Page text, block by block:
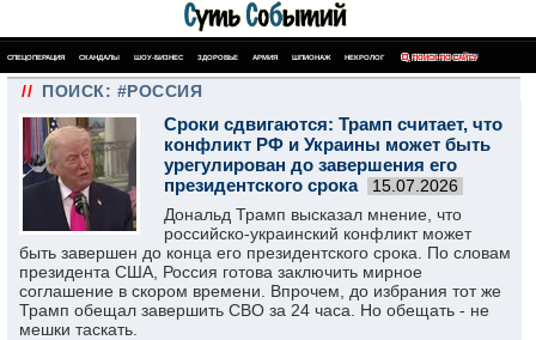
СПЕЦОПЕРАЦИЯ СКАНДАЛЫ ШОУ-БИЗНЕС ЗДОРОВЬЕ АРМИЯ ШПИОНАЖ НЕКРОЛОГ ПОИСК ПО САЙТУ
// ПОИСК: #РОССИЯ
Сроки сдвигаются: Трамп считает, что
конфликт РФ и Украины может быть
урегулирован до завершения его
президентского срока
15.07.2026
Дональд Трамп высказал мнение, что
российско-украинский конфликт может
быть завершен до конца его президентского срока. По словам
президента США, Россия готова заключить мирное
соглашение в скором времени. Впрочем, до избрания тот же
Трамп обещал завершить СВО за 24 часа. Но обещать - не
мешки таскать.